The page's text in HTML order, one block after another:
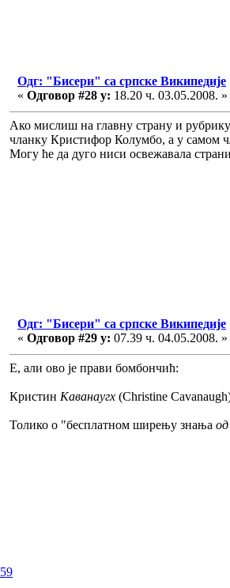
Одг: "Бисери" са српске Википедије
« Одговор #28 у: 18.20 ч. 03.05.2008. »
Ако мислиш на главну страну и
чланку Кристифор Колумбо, а у самом
Могу ће да дуго ниси освежавала
Одг: "Бисери" са српске Википедије
« Одговор #29 у: 07.39 ч. 04.05.2008. »
Е, али ово је прави бомбончић:
Кристин Каванаугх (Christine
Толико о "бесплатном ширењу знања
59